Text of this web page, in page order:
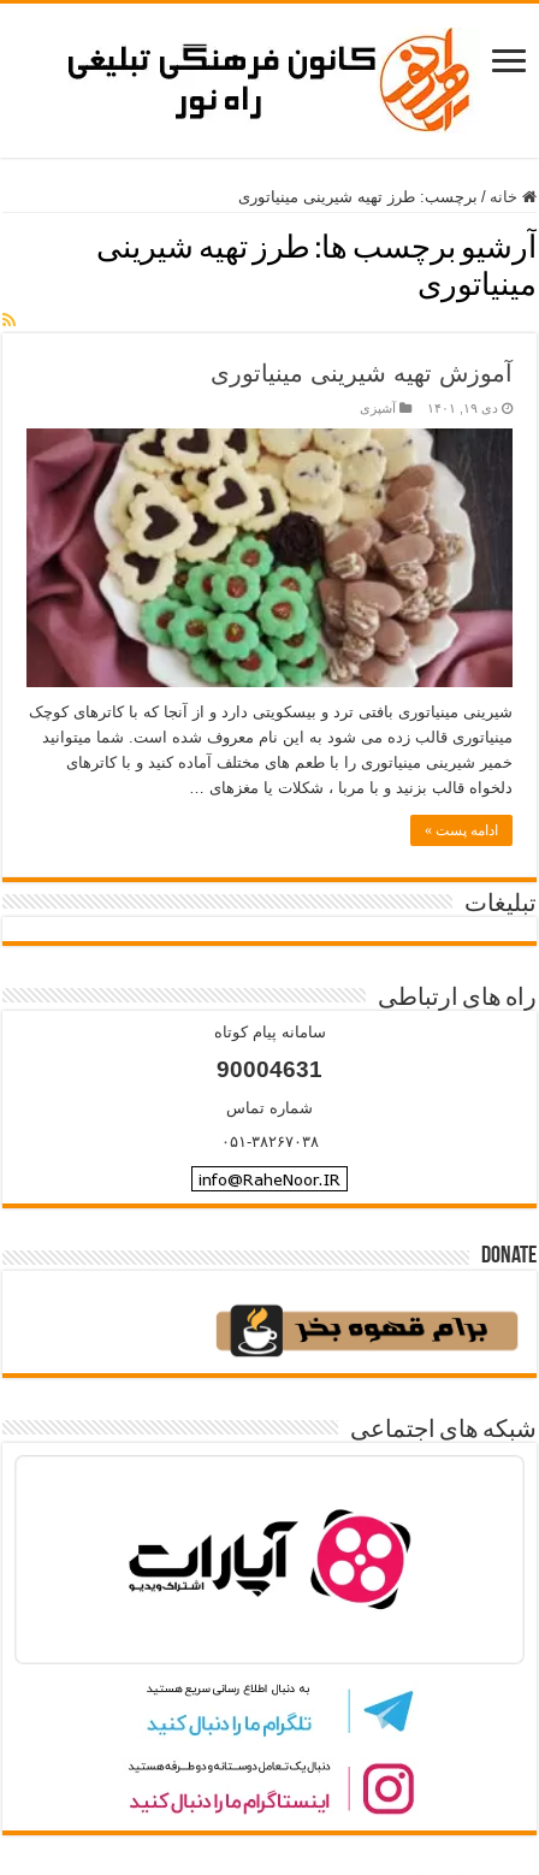
خانه / برچسب:طرز تهیه شیرینی مینیاتوری
آرشیو برچسب ها: طرز تهیه شیرینی
مینیاتوری
آموزش تهیه شیرینی مینیاتوری
دی ۱۹, ۱۴۰۱ آشپزی
شیرینی مینیاتوری بافتی ترد و بیسکویتی دارد و از آنجا که با کاترهای کوچک
مینیاتوری قالب زده می شود به این نام معروف شده است. شما میتوانید
خمیر شیرینی مینیاتوری را با طعم های مختلف آماده کنید و با کاترهای
دلخواه قالب بزنید و با مربا ، شکلات یا مغزهای …
ادامه پست »
تبلیغات
راه های ارتباطی
سامانه پیام کوتاه
90004631
شماره تماس
۰۵۱-۳۸۲۶۷۰۳۸
Donate
شبکه های اجتماعی